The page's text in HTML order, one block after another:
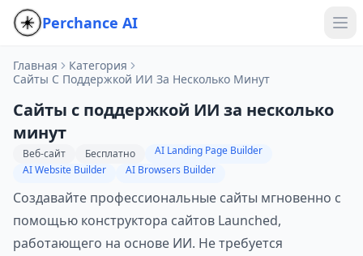
Perchance AI
Главная
Категория
Сайты С Поддержкой ИИ За Несколько Минут
Сайты с поддержкой ИИ за несколько
минут
Веб-сайт Бесплатно
AI Landing Page Builder
AI Website Builder
AI Browsers Builder
Создавайте профессиональные сайты мгновенно с
помощью конструктора сайтов Launched,
работающего на основе ИИ. Не требуется